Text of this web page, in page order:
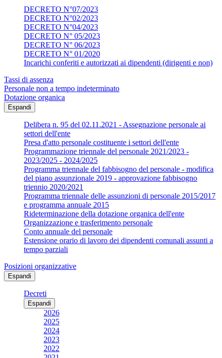
DECRETO N°07/2023
DECRETO N°02/2023
DECRETO N°04/2023
DECRETO N° 05/2023
DECRETO N° 06/2023
DECRETO N° 01/2020
Incarichi conferiti e autorizzati ai dipendenti (dirigenti e non)
Tassi di assenza
Personale non a tempo indeterminato
Dotazione organica
Espandi
Delibera n. 95 del 02.11.2021 - Assegnazione personale ai
settori dell'ente
Presa d'atto personale costituente i settori dell'ente
Programmazione triennale del personale 2021/2023 -
2023/2025 - 2024/2025
Programma triennale del fabbisogno del personale - modifica
del piano assunzionale 2019 - approvazione fabbisogno
triennio 2020/2021
Programma triennale delle assunzioni di personale 2015/2017
e programma annuale 2015
Rideterminazione della dotazione organica dell'ente
Organizzazione e trasferimento personale
Conto annuale del personale
Estensione orario di lavoro dei dipendenti comunali assunti a
tempo parziali
Posizioni organizzative
Espandi
Decreti
Espandi
2026
2025
2024
2023
2022